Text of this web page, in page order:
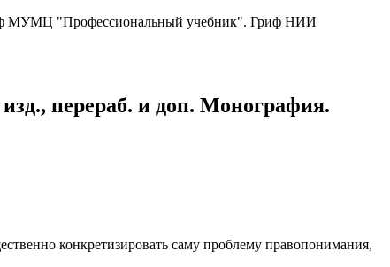
перераб. и доп. Монография.
конкретизировать саму проблему правопонимания,